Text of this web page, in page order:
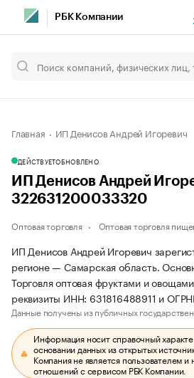
РБК Компании
Главная ИП Денисов Андрей Игоревич
ДЕЙСТВУЕТОБНОВЛЕНО
ИП Денисов Андрей
322631200033320
Оптовая торговля Оптовая торговля
ИП Денисов Андрей Игоревич
регионе — Самарская область.
Торговля оптовая фруктами и
реквизиты ИНН: 631816488911 и
Данные получены из публичных
Информация носит справочный
основании данных из открытых
Компания не является пользователем
отношений с сервисом РБК Компании.